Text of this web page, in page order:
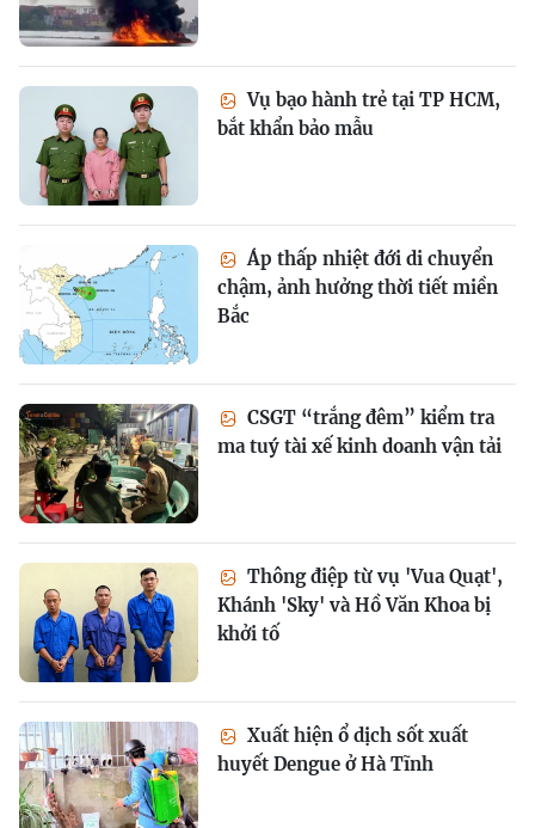
Vụ bạo hành trẻ tại TP HCM,
bắt khẩn bảo mẫu
Áp thấp nhiệt đới di chuyển
chậm, ảnh hưởng thời tiết miền
Bắc
CSGT “trắng đêm” kiểm tra
ma tuý tài xế kinh doanh vận tải
Thông điệp từ vụ 'Vua Quạt',
Khánh 'Sky' và Hồ Văn Khoa bị
khởi tố
Xuất hiện ổ dịch sốt xuất
huyết Dengue ở Hà Tĩnh